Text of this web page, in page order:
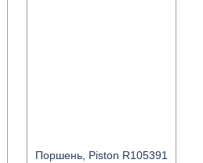
Поршень, Piston R105391